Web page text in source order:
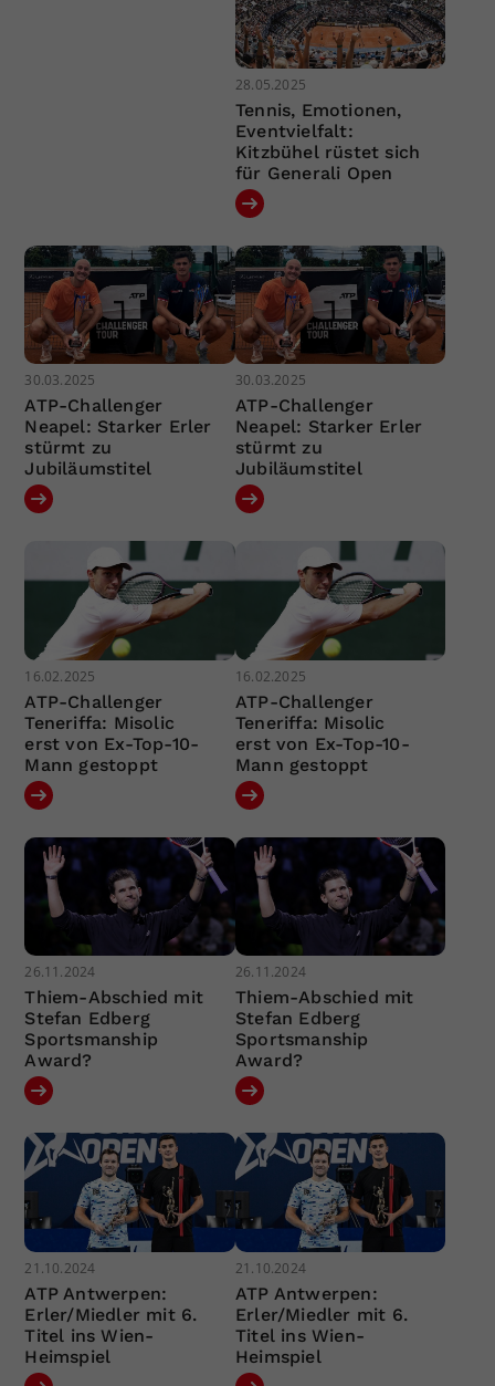
28.05.2025
Tennis, Emotionen,
Eventvielfalt:
Kitzbühel rüstet sich
für Generali Open
30.03.2025
ATP-Challenger
Neapel: Starker Erler
stürmt zu
Jubiläumstitel
30.03.2025
ATP-Challenger
Neapel: Starker Erler
stürmt zu
Jubiläumstitel
16.02.2025
ATP-Challenger
Teneriffa: Misolic
erst von Ex-Top-10-
Mann gestoppt
16.02.2025
ATP-Challenger
Teneriffa: Misolic
erst von Ex-Top-10-
Mann gestoppt
26.11.2024
Thiem-Abschied mit
Stefan Edberg
Sportsmanship
Award?
26.11.2024
Thiem-Abschied mit
Stefan Edberg
Sportsmanship
Award?
21.10.2024
ATP Antwerpen:
Erler/Miedler mit 6.
Titel ins Wien-
Heimspiel
21.10.2024
ATP Antwerpen:
Erler/Miedler mit 6.
Titel ins Wien-
Heimspiel